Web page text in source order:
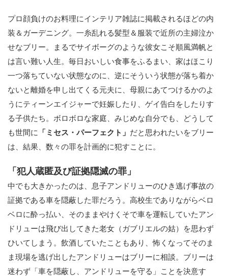
プロ顔負けのお料理にインテリア雑誌に掲載されるほどの内
装＆ガーデニング。一糸乱れる髪型＆服装で近所の主婦泣か
せなブリー。まるでサイボーグのような彼女こそ順風満帆と
は言い難い人生。毎日おいしい食事をふるまい、家はほこり
一つ落ちていない状態なのに、逆にそういう状態が落ち着か
ないと離婚を申し出てくる元夫に、母親にあてつけるかのよ
うにティーンエイジャーで妊娠したり、ゲイ告白をしたりす
る子供たち。ボロボロな家庭、みじめな自分でも、どうして
も世間に 「ミセス・パーフェクト」 だと思われたいをブリー
は、結果、数々の罪を計画的に犯すことに。
「犯人蔵匿及び証拠隠滅の罪」
中でも大きかったのは、息子アンドリューのひき逃げ事故の
証拠である車を隠蔽した罪だろう。高校生でありながらベロ
ベロに酔っ払い、そのままやけくそで車を運転していたアン
ドリューは飛び出してきた老女（ガブリエルの姑）を思わず
ひいてしまう。飲酒していたこともあり、怖くなってそのま
ま現場を逃げ出したアンドリューはブリーに相談。ブリーは
迷わず「車を隠蔽し、アンドリューを守る」ことを決意す